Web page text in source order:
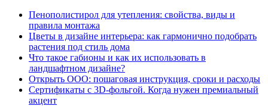
Пенополистирол для утепления: свойства, виды и
правила монтажа
Цветы в дизайне интерьера: как гармонично подобрать
растения под стиль дома
Что такое габионы и как их использовать в
ландшафтном дизайне?
Открыть ООО: пошаговая инструкция, сроки и расходы
Сертификаты с 3D-фольгой. Когда нужен премиальный
акцент